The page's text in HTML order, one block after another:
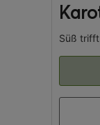
Süß